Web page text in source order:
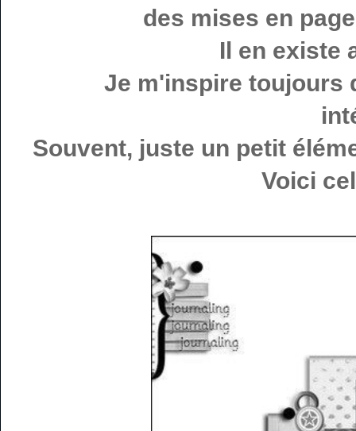
des mises en
Il en existe
Je m'inspire toujours
Souvent, juste un petit
Voici